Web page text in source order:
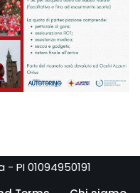
PI 01094950191